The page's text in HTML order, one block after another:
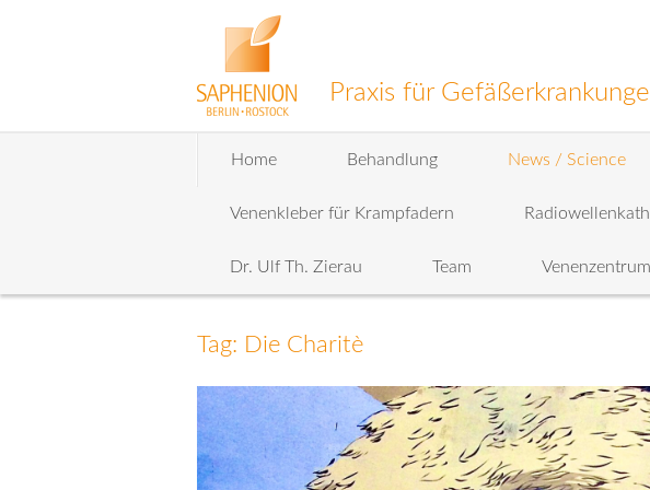
Praxis für
Home Behandlung News / Science
Venenkleber für Krampfadern
Dr. Ulf Th. Zierau Team Venenzentrum
Tag: Die Charitè